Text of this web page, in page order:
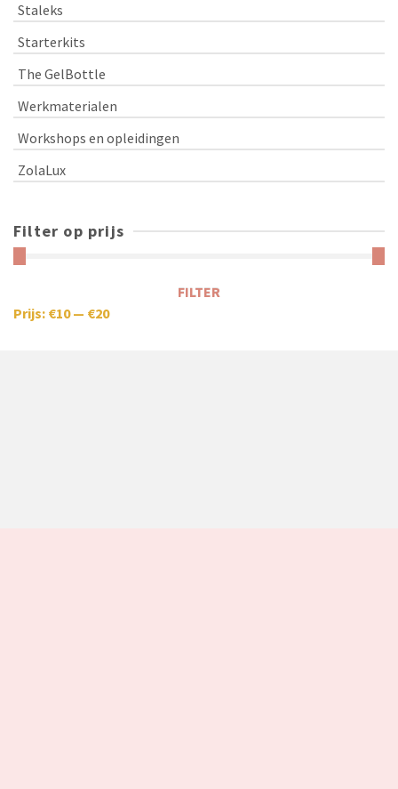
Staleks
Starterkits
The GelBottle
Werkmaterialen
Workshops en opleidingen
ZolaLux
Filter op prijs
FILTER
Prijs: €10— €20